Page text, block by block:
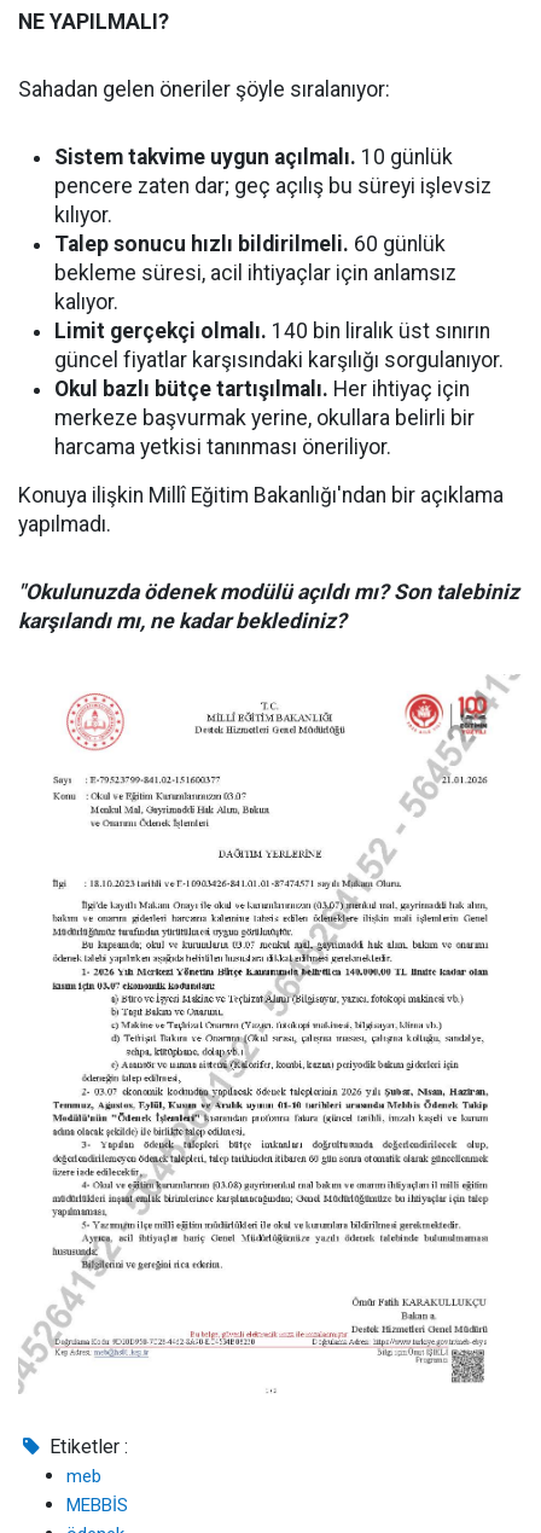
NE YAPILMALI?
Sahadan gelen öneriler şöyle sıralanıyor:
Sistem takvime uygun açılmalı. 10 günlük
pencere zaten dar; geç açılış bu süreyi işlevsiz
kılıyor.
Talep sonucu hızlı bildirilmeli. 60 günlük
bekleme süresi, acil ihtiyaçlar için anlamsız
kalıyor.
Limit gerçekçi olmalı. 140 bin liralık üst sınırın
güncel fiyatlar karşısındaki karşılığı sorgulanıyor.
Okul bazlı bütçe tartışılmalı. Her ihtiyaç için
merkeze başvurmak yerine, okullara belirli bir
harcama yetkisi tanınması öneriliyor.
Konuya ilişkin Millî Eğitim Bakanlığı'ndan bir açıklama
yapılmadı.
"Okulunuzda ödenek modülü açıldı mı? Son talebiniz
karşılandı mı, ne kadar beklediniz?
Etiketler :
meb
MEBBİS